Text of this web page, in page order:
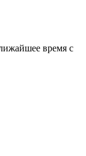
время с